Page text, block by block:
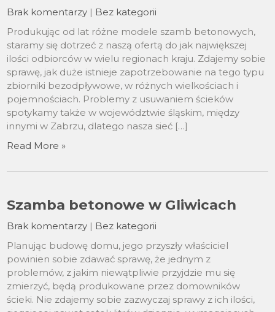
Brak komentarzy | Bez kategorii
Produkując od lat różne modele szamb betonowych,
staramy się dotrzeć z naszą ofertą do jak największej
ilości odbiorców w wielu regionach kraju. Zdajemy sobie
sprawę, jak duże istnieje zapotrzebowanie na tego typu
zbiorniki bezodpływowe, w różnych wielkościach i
pojemnościach. Problemy z usuwaniem ścieków
spotykamy także w województwie śląskim, między
innymi w Zabrzu, dlatego nasza sieć […]
Read More »
Szamba betonowe w Gliwicach
Brak komentarzy | Bez kategorii
Planując budowę domu, jego przyszły właściciel
powinien sobie zdawać sprawę, że jednym z
problemów, z jakim niewątpliwie przyjdzie mu się
zmierzyć, będą produkowane przez domowników
ścieki. Nie zdajemy sobie zazwyczaj sprawy z ich ilości,